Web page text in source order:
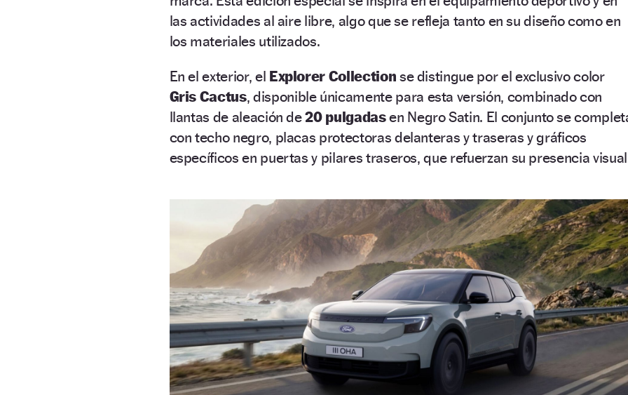
las actividades al aire libre, algo que se refleja tanto en su diseño como en
los materiales utilizados.
En el exterior, el Explorer Collection se distingue por el exclusivo color
Gris Cactus, disponible únicamente para esta versión, combinado con
llantas de aleación de20 pulgadasen Negro Satin. El conjunto se
con techo negro, placas protectoras delanteras y traseras y gráficos
específicos en puertas y pilares traseros, que refuerzan su presencia